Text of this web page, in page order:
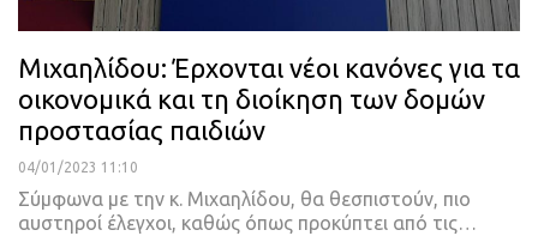
Μιχαηλίδου: Έρχονται νέοι κανόνες για τα
οικονομικά και τη διοίκηση των δομών
προστασίας παιδιών
04/01/2023 11:10
Σύμφωνα με την κ. Μιχαηλίδου, θα θεσπιστούν, πιο
αυστηροί έλεγχοι, καθώς όπως προκύπτει από τις…